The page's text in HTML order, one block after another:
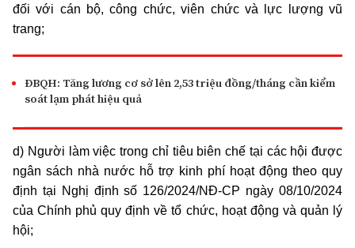
đối với cán bộ, công chức, viên chức và lực lượng vũ
trang;
ĐBQH: Tăng lương cơ sở lên 2,53 triệu đồng/tháng cần kiểm
soát lạm phát hiệu quả
d) Người làm việc trong chỉ tiêu biên chế tại các hội được
ngân sách nhà nước hỗ trợ kinh phí hoạt động theo quy
định tại Nghị định số 126/2024/NĐ-CP ngày 08/10/2024
của Chính phủ quy định về tổ chức, hoạt động và quản lý
hội;